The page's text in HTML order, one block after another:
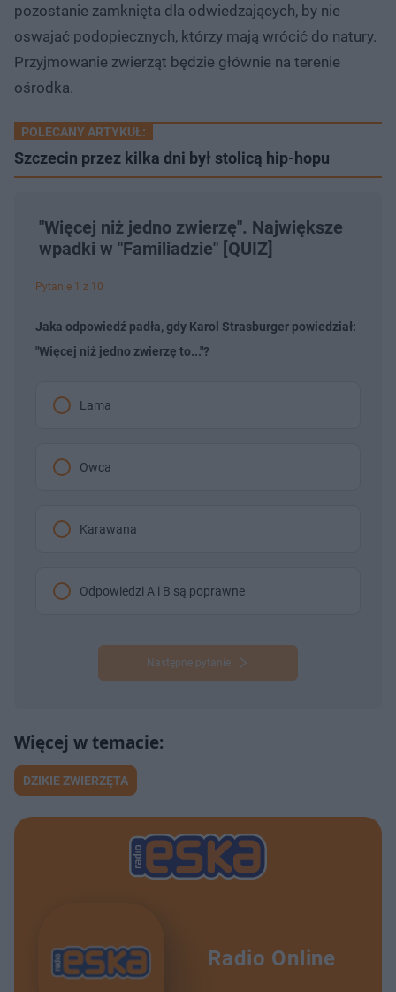
pozostanie zamknięta dla odwiedzających, by nie
oswajać podopiecznych, którzy mają wrócić do natury.
Przyjmowanie zwierząt będzie głównie na terenie
ośrodka.
POLECANY ARTYKUŁ:
Szczecin przez kilka dni był stolicą hip-hopu
"Więcej niż jedno zwierzę". Największe
wpadki w "Familiadzie" [QUIZ]
Pytanie 1 z 10
Jaka odpowiedź padła, gdy Karol Strasburger powiedział:
"Więcej niż jedno zwierzę to..."?
Lama
Owca
Karawana
Odpowiedzi A i B są poprawne
Następne pytanie
DZIKIE ZWIERZĘTA
Radio Online